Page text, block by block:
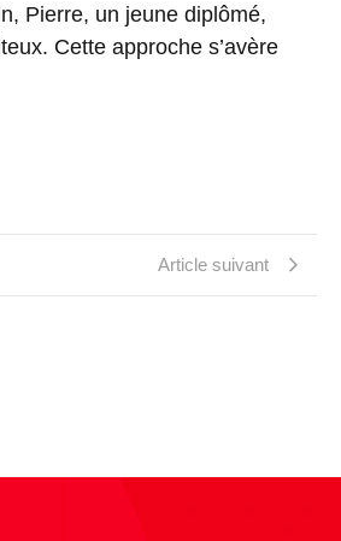
Pierre, un jeune diplômé,
Cette approche s’avère
Article suivant